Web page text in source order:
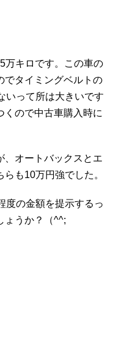
万キロです。この車の
でタイミングベルトの
いって所は大きいです
くので中古車購入時に
、オートバックスとエ
も10万円強でした。
度の金額を提示するっ
ょうか？（^^;